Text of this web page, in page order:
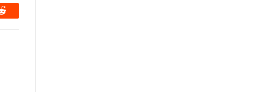
Reddit